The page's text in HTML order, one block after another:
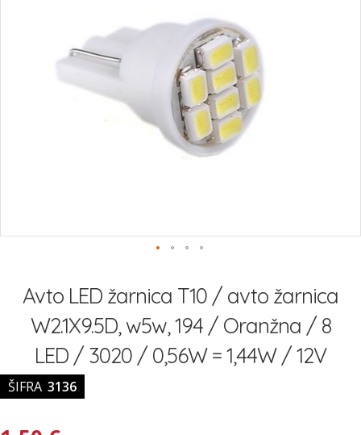
začetek
galerije
Avto LED žarnica T10 / avto žarnica
W2.1X9.5D, w5w, 194 / Oranžna / 8
LED / 3020 / 0,56W = 1,44W / 12V
ŠIFRA 3136